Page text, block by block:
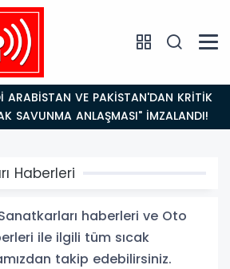
SAVUNMA ANLAŞMASI" İMZALANDI!
Haberleri
haberleri ve Oto
ile ilgili tüm sıcak
takip edebilirsiniz.